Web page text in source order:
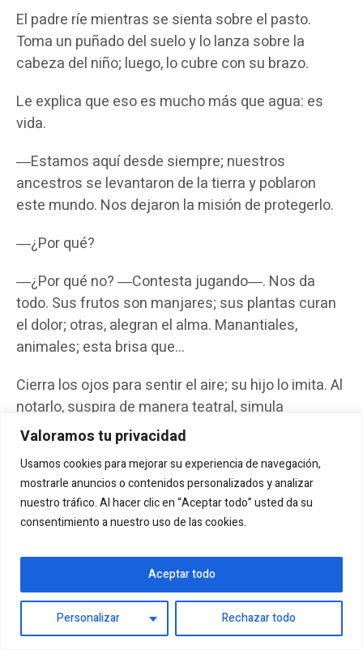
Valoramos tu privacidad
Usamos cookies para mejorar su experiencia de navegación,
mostrarle anuncios o contenidos personalizados y analizar
nuestro tráfico. Al hacer clic en “Aceptar todo” usted da su
consentimiento a nuestro uso de las cookies.
Personalizar Rechazar todo
Aceptar todo
El padre ríe mientras se sienta sobre el pasto.
Toma un puñado del suelo y lo lanza sobre la
cabeza del niño; luego, lo cubre con su brazo.
Le explica que eso es mucho más que agua: es
vida.
―Estamos aquí desde siempre; nuestros
ancestros se levantaron de la tierra y poblaron
este mundo. Nos dejaron la misión de protegerlo.
―¿Por qué?
―¿Por qué no? ―Contesta jugando―. Nos da
todo. Sus frutos son manjares; sus plantas curan
el dolor; otras, alegran el alma. Manantiales,
animales; esta brisa que…
Cierra los ojos para sentir el aire; su hijo lo imita. Al
notarlo, suspira de manera teatral, simula
desvanecerse, quedando ambos recostados con
la mirada al cielo.
Nada de eso les pertenece, pero aprecian la
generosidad que reciben.
―¿Qué es el sol?
―Un mundo muy distante al nuestro, poblado por